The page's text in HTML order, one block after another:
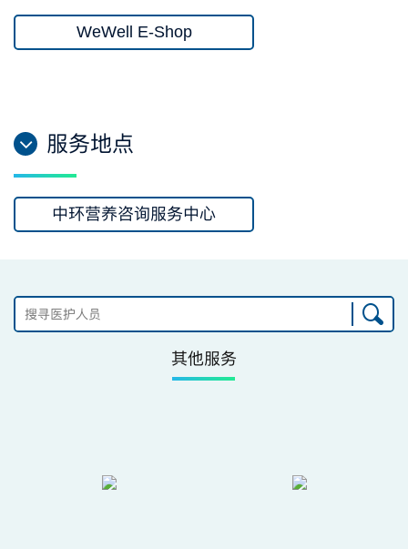
WeWell E-Shop
服务地点
中环营养咨询服务中心
其他服务